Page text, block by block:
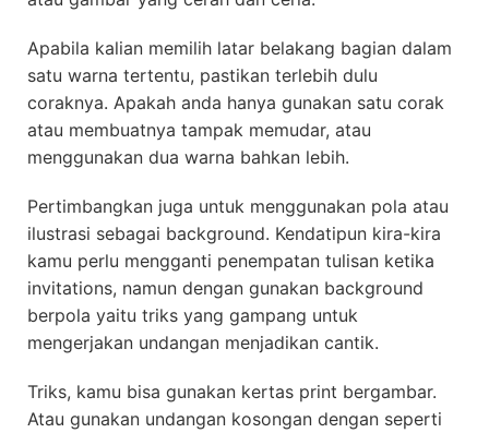
Apabila kalian memilih latar belakang bagian dalam
satu warna tertentu, pastikan terlebih dulu
coraknya. Apakah anda hanya gunakan satu corak
atau membuatnya tampak memudar, atau
menggunakan dua warna bahkan lebih.
Pertimbangkan juga untuk menggunakan pola atau
ilustrasi sebagai background. Kendatipun kira-kira
kamu perlu mengganti penempatan tulisan ketika
invitations, namun dengan gunakan background
berpola yaitu triks yang gampang untuk
mengerjakan undangan menjadikan cantik.
Triks, kamu bisa gunakan kertas print bergambar.
Atau gunakan undangan kosongan dengan seperti